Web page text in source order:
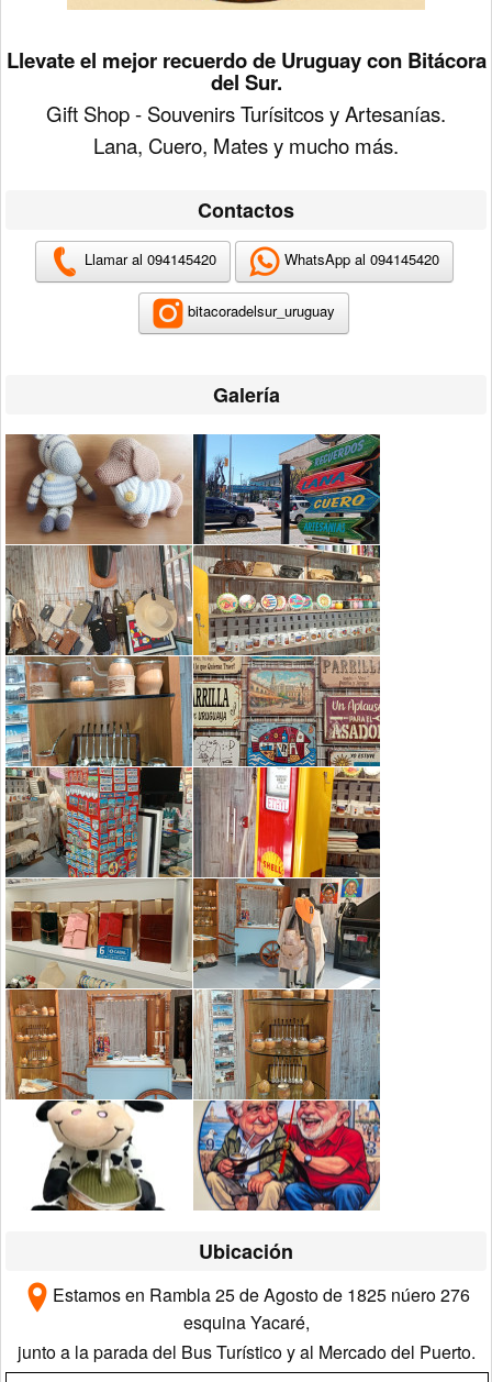
Llevate el mejor recuerdo de Uruguay con Bitácora
del Sur.
Gift Shop - Souvenirs Turísitcos y Artesanías.
Lana, Cuero, Mates y mucho más.
Contactos
Llamar al 094145420 WhatsApp al 094145420
bitacoradelsur_uruguay
Galería
Ubicación
Estamos en Rambla 25 de Agosto de 1825 núero 276
esquina Yacaré,
junto a la parada del Bus Turístico y al Mercado del Puerto.